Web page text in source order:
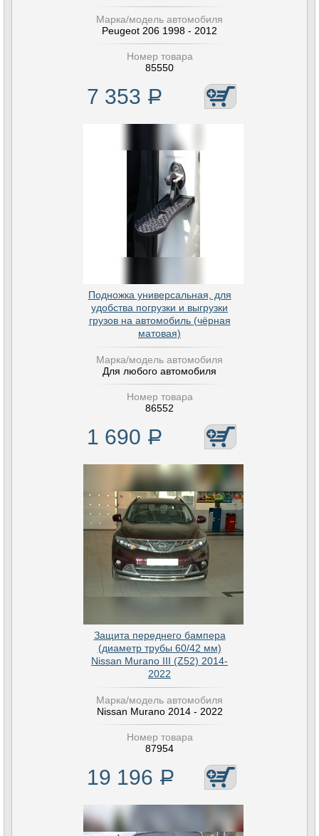
Марка/модель автомобиля
Peugeot 206 1998 - 2012
Номер товара
85550
7 353 Р
Подножка универсальная, для
удобства погрузки и выгрузки
грузов на автомобиль (чёрная
матовая)
Марка/модель автомобиля
Для любого автомобиля
Номер товара
86552
1 690 Р
Защита переднего бампера
(диаметр трубы 60/42 мм)
Nissan Murano III (Z52) 2014-
2022
Марка/модель автомобиля
Nissan Murano 2014 - 2022
Номер товара
87954
19 196 Р